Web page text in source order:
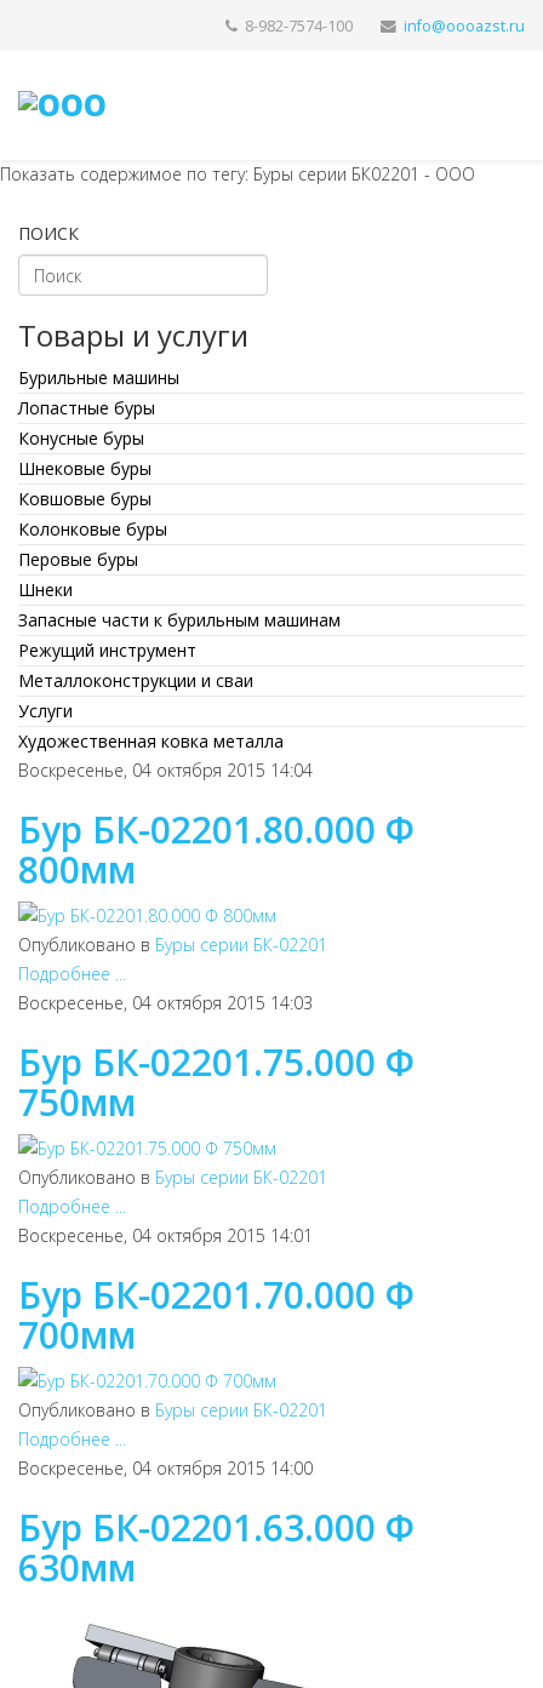
8-982-7574-100
Показать содержимое по тегу: Буры серии БК02201 - ООО
ПОИСК
Товары и услуги
Бурильные машины
Лопастные буры
Конусные буры
Шнековые буры
Ковшовые буры
Колонковые буры
Перовые буры
Шнеки
Запасные части к бурильным машинам
Режущий инструмент
Металлоконструкции и сваи
Услуги
Художественная ковка металла
Воскресенье, 04 октября 2015 14:04
Бур БК-02201.80.000 Ф
800мм
Опубликовано в Буры серии БК-02201
Подробнее ...
Воскресенье, 04 октября 2015 14:03
Бур БК-02201.75.000 Ф
750мм
Опубликовано в Буры серии БК-02201
Подробнее ...
Воскресенье, 04 октября 2015 14:01
Бур БК-02201.70.000 Ф
700мм
Опубликовано в Буры серии БК-02201
Подробнее ...
Воскресенье, 04 октября 2015 14:00
Бур БК-02201.63.000 Ф
630мм